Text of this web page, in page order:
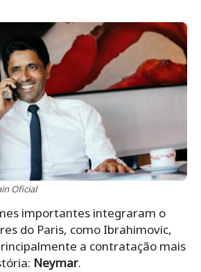
Oficial
importantes integraram o
do Paris, como Ibrahimovic,
a contratação mais
Neymar.